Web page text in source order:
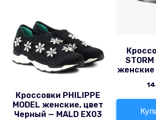
Кроссовки PHILIPPE
MODEL женские, цвет
Черный — MALD EX03
женские